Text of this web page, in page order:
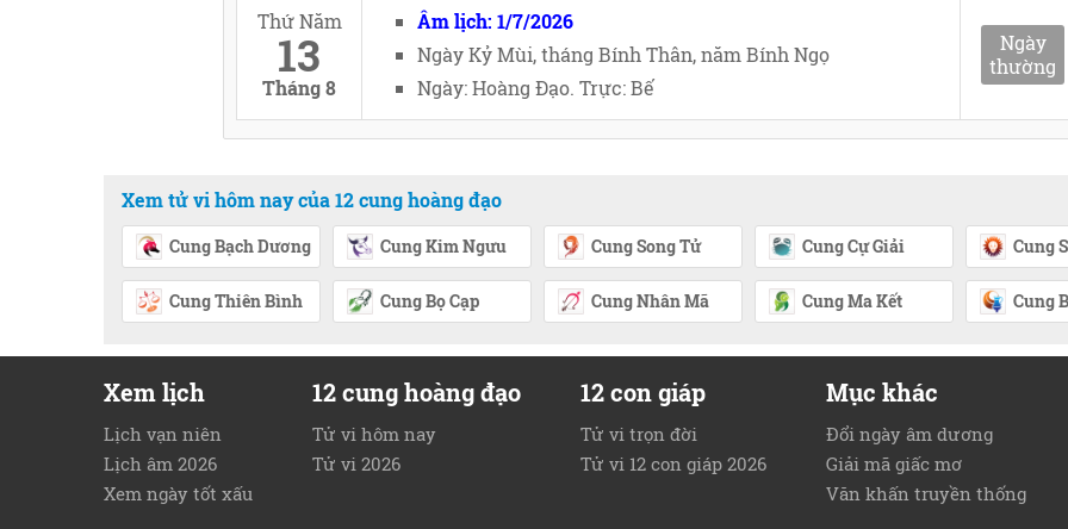
Thứ Năm
13
Tháng 8
Âm lịch: 1/7/2026
Ngày Kỷ Mùi, tháng Bính Thân, năm Bính Ngọ
Ngày: Hoàng Đạo. Trực: Bế
Ngày
thường
Xem tử vi hôm nay của 12 cung hoàng đạo
Cung Bạch Dương Cung Kim Ngưu Cung Song Tử Cung Cự Giải Cung
Cung Thiên Bình Cung Bọ Cạp Cung Nhân Mã Cung Ma Kết Cung
Xem lịch
Lịch vạn niên
Lịch âm 2026
Xem ngày tốt xấu
12 cung hoàng đạo
Tử vi hôm nay
Tử vi 2026
12 con giáp
Tử vi trọn đời
Tử vi 12 con giáp 2026
Mục khác
Đổi ngày âm dương
Giải mã giấc mơ
Văn khấn truyền thống